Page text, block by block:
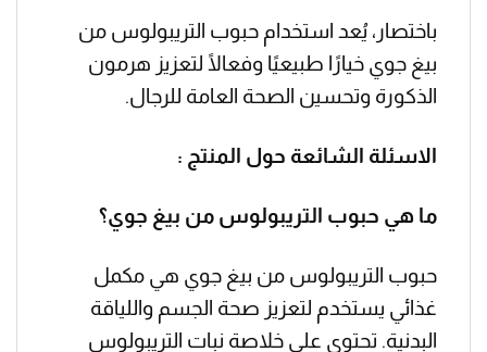
باختصار، يُعد استخدام حبوب التريبولوس من
بيغ جوي خيارًا طبيعيًا وفعالًا لتعزيز هرمون
الذكورة وتحسين الصحة العامة للرجال.
الاسئلة الشائعة حول المنتج :
ما هي حبوب التريبولوس من بيغ جوي؟
حبوب التريبولوس من بيغ جوي هي مكمل
غذائي يستخدم لتعزيز صحة الجسم واللياقة
البدنية. تحتوي على خلاصة نبات التريبولوس